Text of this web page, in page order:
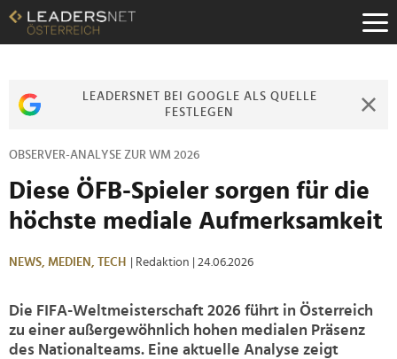
Zum
Inhalt
Zur
Zur
LEADERSNET BEI GOOGLE ALS QUELLE
FESTLEGEN
OBSERVER-ANALYSE ZUR WM 2026
Diese ÖFB-Spieler sorgen für die
höchste mediale Aufmerksamkeit
NEWS, MEDIEN, TECH | Redaktion | 24.06.2026
Die FIFA-Weltmeisterschaft 2026 führt in Österreich
zu einer außergewöhnlich hohen medialen Präsenz
des Nationalteams. Eine aktuelle Analyse zeigt